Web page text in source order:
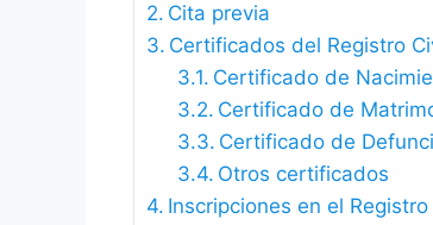
Cita previa
Certificados del Registro
Certificado de
Certificado de
Certificado de
Otros certificados
Inscripciones en el